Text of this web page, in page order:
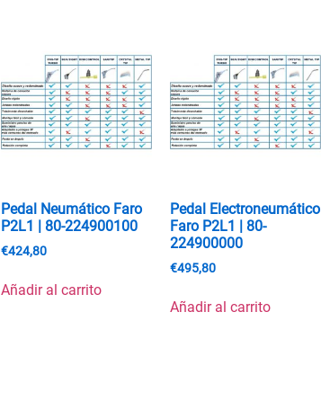
Pedal Neumático Faro
P2L1 | 80-224900100
€424,80
Añadir al carrito
Pedal Electroneumático
Faro P2L1 | 80-
224900000
€495,80
Añadir al carrito